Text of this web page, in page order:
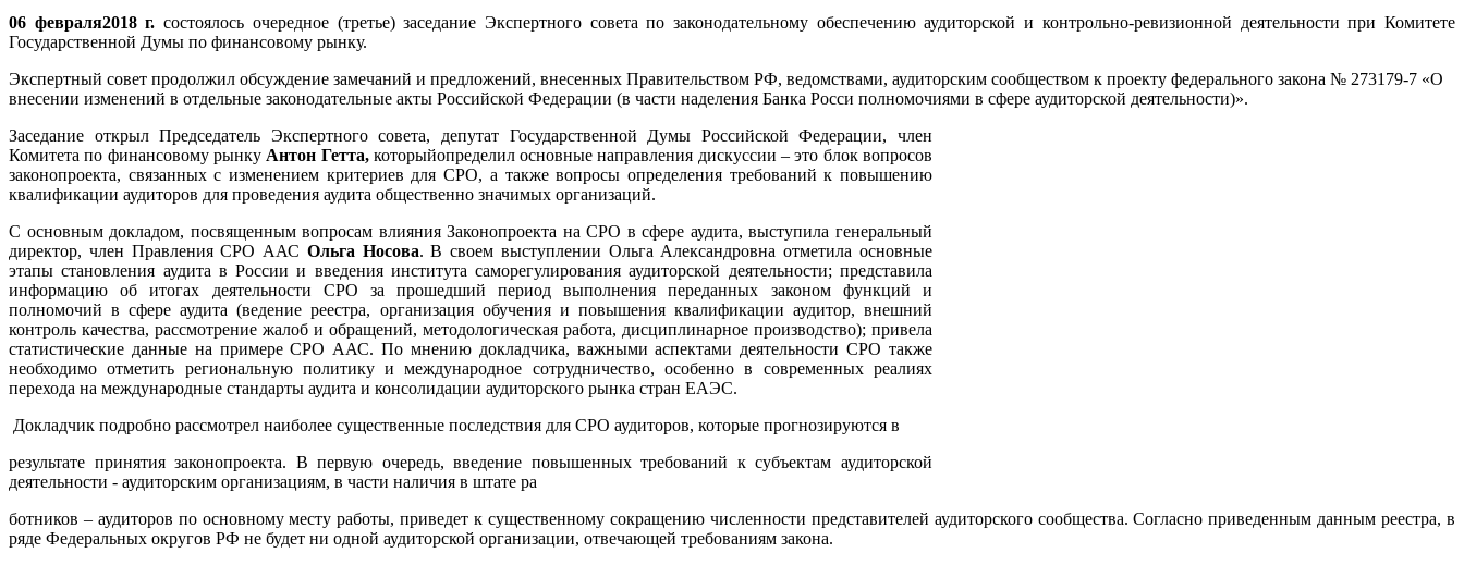
06 февраля2018 г. состоялось очередное (третье) заседание Экспертного совета по законодательному обеспечению аудиторской и контрольно-ревизионной деятельности при Комитете
Государственной Думы по финансовому рынку.
Экспертный совет продолжил обсуждение замечаний и предложений, внесенных Правительством РФ, ведомствами, аудиторским сообществом к проекту федерального закона № 273179-7 «О
внесении изменений в отдельные законодательные акты Российской Федерации (в части наделения Банка Росси полномочиями в сфере аудиторской деятельности)».
Заседание открыл Председатель Экспертного совета, депутат Государственной Думы Российской Федерации, член
Комитета по финансовому рынку Антон Гетта, которыйопределил основные направления дискуссии – это блок вопросов
законопроекта, связанных с изменением критериев для СРО, а также вопросы определения требований к повышению
квалификации аудиторов для проведения аудита общественно значимых организаций.
С основным докладом, посвященным вопросам влияния Законопроекта на СРО в сфере аудита, выступила генеральный
директор, член Правления СРО ААС Ольга Носова. В своем выступлении Ольга Александровна отметила основные
этапы становления аудита в России и введения института саморегулирования аудиторской деятельности; представила
информацию об итогах деятельности СРО за прошедший период выполнения переданных законом функций и
полномочий в сфере аудита (ведение реестра, организация обучения и повышения квалификации аудитор, внешний
контроль качества, рассмотрение жалоб и обращений, методологическая работа, дисциплинарное производство); привела
статистические данные на примере СРО ААС. По мнению докладчика, важными аспектами деятельности СРО также
необходимо отметить региональную политику и международное сотрудничество, особенно в современных реалиях
перехода на международные стандарты аудита и консолидации аудиторского рынка стран ЕАЭС.
Докладчик подробно рассмотрел наиболее существенные последствия для СРО аудиторов, которые прогнозируются в
результате принятия законопроекта. В первую очередь, введение повышенных требований к субъектам аудиторской
деятельности - аудиторским организациям, в части наличия в штате ра
ботников – аудиторов по основному месту работы, приведет к существенному сокращению численности представителей аудиторского сообщества. Согласно приведенным данным реестра, в
ряде Федеральных округов РФ не будет ни одной аудиторской организации, отвечающей требованиям закона.